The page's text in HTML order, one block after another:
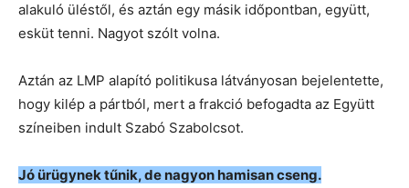
alakuló üléstől, és aztán egy másik időpontban, együtt,
esküt tenni. Nagyot szólt volna.
Aztán az LMP alapító politikusa látványosan bejelentette,
hogy kilép a pártból, mert a frakció befogadta az Együtt
színeiben indult Szabó Szabolcsot.
Jó ürügynek tűnik, de nagyon hamisan cseng.